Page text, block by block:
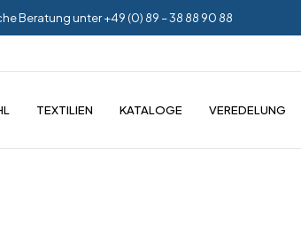
Beratung unter +49 (0) 89 – 38 88 90 88
TEXTILIEN KATALOGE VEREDELUNG